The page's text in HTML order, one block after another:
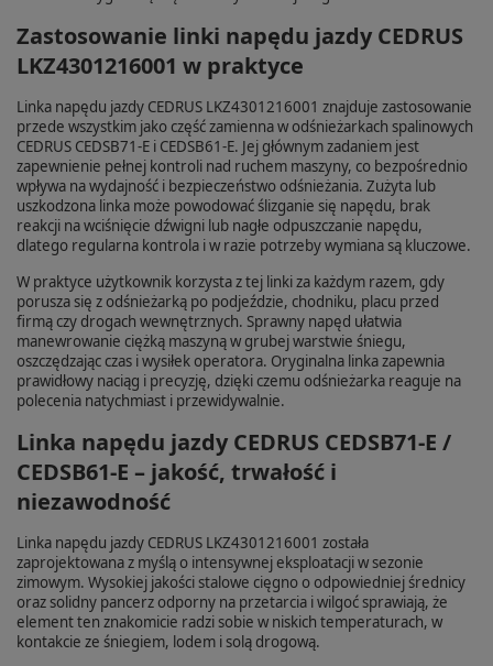
Zastosowanie linki napędu jazdy CEDRUS
LKZ4301216001 w praktyce
Linka napędu jazdy CEDRUS LKZ4301216001 znajduje zastosowanie
przede wszystkim jako część zamienna w odśnieżarkach spalinowych
CEDRUS CEDSB71-E i CEDSB61-E. Jej głównym zadaniem jest
zapewnienie pełnej kontroli nad ruchem maszyny, co bezpośrednio
wpływa na wydajność i bezpieczeństwo odśnieżania. Zużyta lub
uszkodzona linka może powodować ślizganie się napędu, brak
reakcji na wciśnięcie dźwigni lub nagłe odpuszczanie napędu,
dlatego regularna kontrola i w razie potrzeby wymiana są kluczowe.
W praktyce użytkownik korzysta z tej linki za każdym razem, gdy
porusza się z odśnieżarką po podjeździe, chodniku, placu przed
firmą czy drogach wewnętrznych. Sprawny napęd ułatwia
manewrowanie ciężką maszyną w grubej warstwie śniegu,
oszczędzając czas i wysiłek operatora. Oryginalna linka zapewnia
prawidłowy naciąg i precyzję, dzięki czemu odśnieżarka reaguje na
polecenia natychmiast i przewidywalnie.
Linka napędu jazdy CEDRUS CEDSB71-E /
CEDSB61-E – jakość, trwałość i
niezawodność
Linka napędu jazdy CEDRUS LKZ4301216001 została
zaprojektowana z myślą o intensywnej eksploatacji w sezonie
zimowym. Wysokiej jakości stalowe cięgno o odpowiedniej średnicy
oraz solidny pancerz odporny na przetarcia i wilgoć sprawiają, że
element ten znakomicie radzi sobie w niskich temperaturach, w
kontakcie ze śniegiem, lodem i solą drogową.